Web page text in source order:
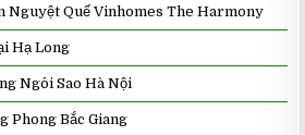
Nguyệt Quế Vinhomes The Harmony
Hạ Long
Ngôi Sao Hà Nội
Phong Bắc Giang